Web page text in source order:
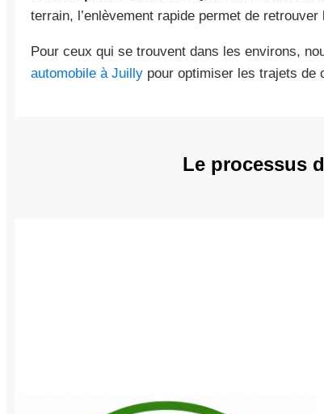
terrain, l’enlèvement rapide permet de retrouver
Pour ceux qui se trouvent dans les environs,
automobile à Juilly pour optimiser les trajets de
Le processus